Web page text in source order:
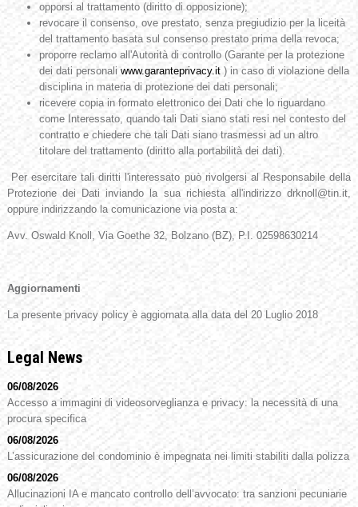
opporsi al trattamento (diritto di opposizione);
revocare il consenso, ove prestato, senza pregiudizio per la liceità
del trattamento basata sul consenso prestato prima della revoca;
proporre reclamo all'Autorità di controllo (Garante per la protezione
dei dati personali www.garanteprivacy.it) in caso di violazione della
disciplina in materia di protezione dei dati personali;
ricevere copia in formato elettronico dei Dati che lo riguardano
come Interessato, quando tali Dati siano stati resi nel contesto del
contratto e chiedere che tali Dati siano trasmessi ad un altro
titolare del trattamento (diritto alla portabilità dei dati).
Per esercitare tali diritti l'interessato può rivolgersi al Responsabile della
Protezione dei Dati inviando la sua richiesta all'indirizzo drknoll@tin.it,
oppure indirizzando la comunicazione via posta a:
Avv. Oswald Knoll, Via Goethe 32, Bolzano (BZ), P.I. 02598630214
Aggiornamenti
La presente privacy policy è aggiornata alla data del 20 Luglio 2018
Legal News
06/08/2026
Accesso a immagini di videosorveglianza e privacy: la necessità di una
procura specifica
06/08/2026
L’assicurazione del condominio è impegnata nei limiti stabiliti dalla polizza
06/08/2026
Allucinazioni IA e mancato controllo dell’avvocato: tra sanzioni pecuniarie